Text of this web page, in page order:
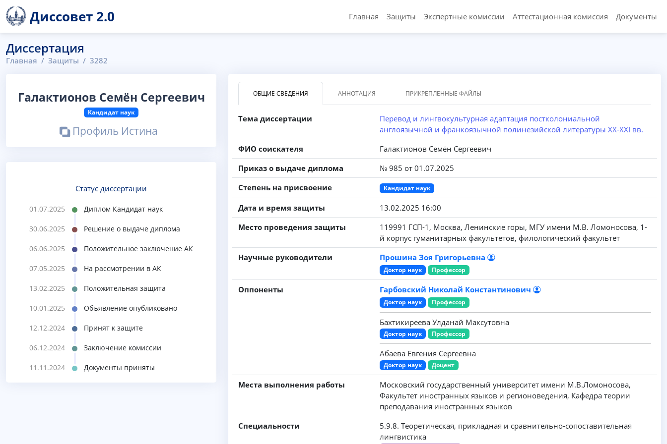
Диссовет 2.0 Главная Защиты Экспертные комиссии Аттестационная комиссия Документы
Диссертация
Главная Защиты 3282
Галактионов Семён Сергеевич
Кандидат наук
Профиль Истина
Статус диссертации
01.07.2025 Диплом Кандидат наук
30.06.2025 Решение о выдаче диплома
06.06.2025 Положительное заключение АК
07.05.2025 На рассмотрении в АК
13.02.2025 Положительная защита
10.01.2025 Объявление опубликовано
12.12.2024 Принят к защите
06.12.2024 Заключение комиссии
11.11.2024 Документы приняты
ОБЩИЕ СВЕДЕНИЯ АННОТАЦИЯ ПРИКРЕПЛЕННЫЕ ФАЙЛЫ
Тема диссертации
Перевод и лингвокультурная адаптация постколониальной
англоязычной и франкоязычной полинезийской литературы XX-XXI вв.
ФИО соискателя
Галактионов Семён Сергеевич
Приказ о выдаче диплома
№ 985 от 01.07.2025
Степень на присвоение
Кандидат наук
Дата и время защиты
13.02.2025 16:00
Место проведения защиты
119991 ГСП-1, Москва, Ленинские горы, МГУ имени М.В. Ломоносова, 1-
й корпус гуманитарных факультетов, филологический факультет
Научные руководители
Прошина Зоя Григорьевна
Доктор наук Профессор
Оппоненты Гарбовский Николай Константинович
Доктор наук Профессор
Бахтикиреева Улданай Максутовна
Доктор наук Профессор
Абаева Евгения Сергеевна
Доктор наук Доцент
Места выполнения работы
Московский государственный университет имени M.B.Ломоносова,
Факультет иностранных языков и регионоведения, Кафедра теории
преподавания иностранных языков
Специальности
5.9.8. Теоретическая, прикладная и сравнительно-сопоставительная
лингвистика